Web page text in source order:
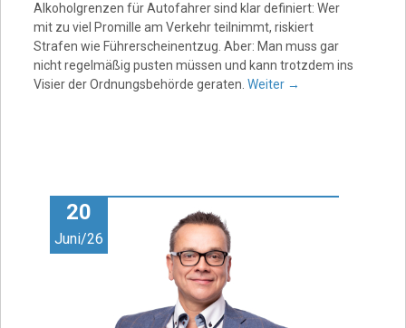
Alkoholgrenzen für Autofahrer sind klar definiert: Wer
mit zu viel Promille am Verkehr teilnimmt, riskiert
Strafen wie Führerscheinentzug. Aber: Man muss gar
nicht regelmäßig pusten müssen und kann trotzdem ins
Visier der Ordnungsbehörde geraten. Weiter →
20
Juni/26